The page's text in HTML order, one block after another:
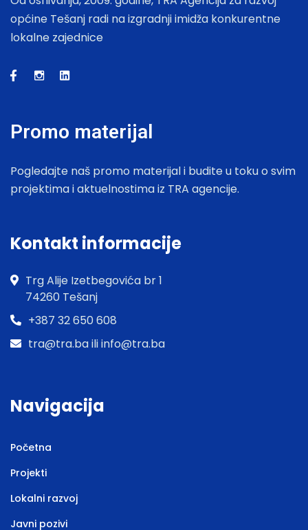
općine Tešanj radi na izgradnji imidža konkurentne
lokalne zajednice
Promo materijal
Pogledajte naš promo materijal i budite u toku o svim
projektima i aktuelnostima iz TRA agencije.
Kontakt informacije
Trg Alije Izetbegovića br 1
74260 Tešanj
+387 32 650 608
tra@tra.ba ili info@tra.ba
Navigacija
Početna
Projekti
Lokalni razvoj
Javni pozivi